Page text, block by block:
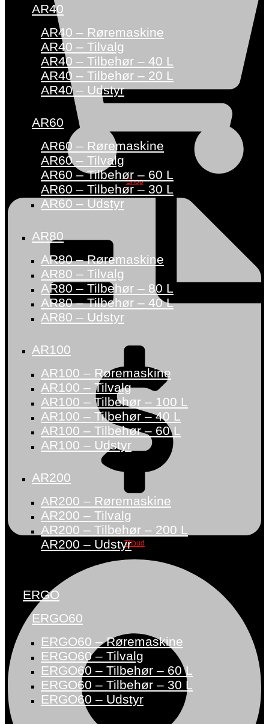
Shop
Tilbud
AR40
AR40 – Røremaskine
AR40 – Tilvalg
AR40 – Tilbehør – 40 L
AR40 – Tilbehør – 20 L
AR40 – Udstyr
AR60
AR60 – Røremaskine
AR60 – Tilvalg
AR60 – Tilbehør – 60 L
AR60 – Tilbehør – 30 L
AR60 – Udstyr
AR80
AR80 – Røremaskine
AR80 – Tilvalg
AR80 – Tilbehør – 80 L
AR80 – Tilbehør – 40 L
AR80 – Udstyr
AR100
AR100 – Røremaskine
AR100 – Tilvalg
AR100 – Tilbehør – 100 L
AR100 – Tilbehør – 40 L
AR100 – Tilbehør – 60 L
AR100 – Udstyr
AR200
AR200 – Røremaskine
AR200 – Tilvalg
AR200 – Tilbehør – 200 L
AR200 – Udstyr
ERGO
ERGO60
ERGO60 – Røremaskine
ERGO60 – Tilvalg
ERGO60 – Tilbehør – 60 L
ERGO60 – Tilbehør – 30 L
ERGO60 – Udstyr